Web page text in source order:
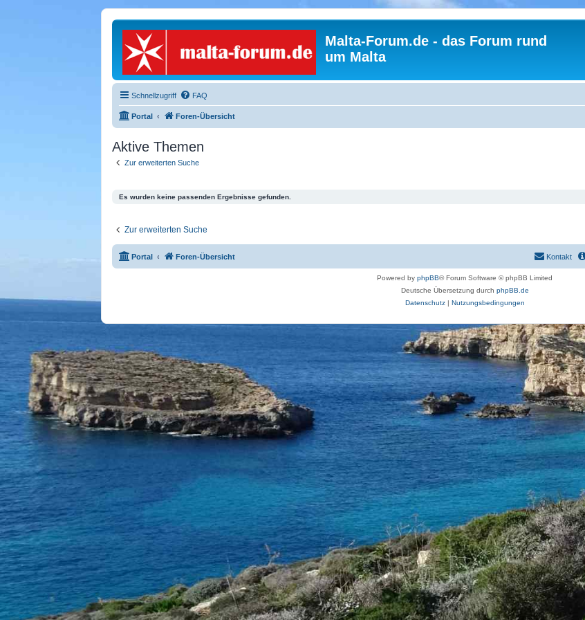
Malta-Forum.de - das Forum rund
um Malta
Schnellzugriff FAQ
Portal Foren-Übersicht
Aktive Themen
Zur erweiterten Suche
Es wurden keine passenden Ergebnisse gefunden.
Zur erweiterten Suche
Portal Foren-Übersicht Kontakt
Powered by phpBB® Forum Software © phpBB Limited
Deutsche Übersetzung durch phpBB.de
Datenschutz| Nutzungsbedingungen